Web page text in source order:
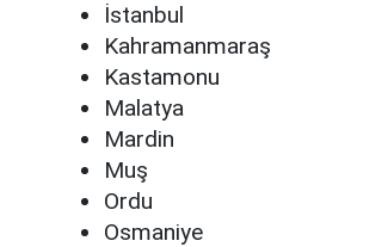
İstanbul
Kahramanmaraş
Kastamonu
Malatya
Mardin
Muş
Ordu
Osmaniye